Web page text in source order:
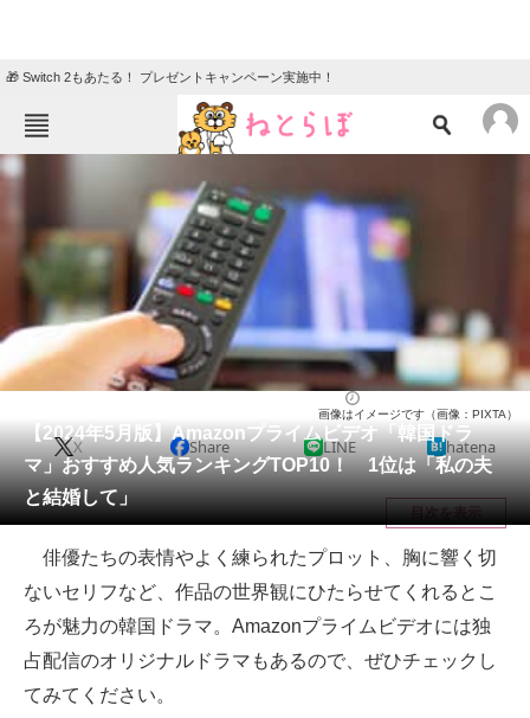
🎁 Switch 2もあたる！ プレゼントキャンペーン実施中！
ニュース
エンタメ クイズ
住まい 教育・育児
動物 リサーチ
会員記事
メディア
注目記事を集めた総合ページ
ITの今と未来を見通す
スマホと通信の最新トレンド
【2024年5月版】Amazonプライムビデオ「韓国ドラ
マ」おすすめ人気ランキングTOP10！ 1位は「私の夫
と結婚して」
画像はイメージです（画像：PIXTA）
X Share LINE hatena
目次を表示
俳優たちの表情やよく練られたプロット、胸に響く切
ないセリフなど、作品の世界観にひたらせてくれるとこ
ろが魅力の韓国ドラマ。Amazonプライムビデオには独
占配信のオリジナルドラマもあるので、ぜひチェックし
てみてください。